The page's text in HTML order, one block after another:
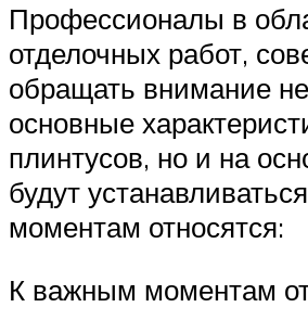
Профессионалы в
отделочных работ,
обращать внимание
основные
плинтусов, но и на
будут
моментам относятся:
К важным моментам